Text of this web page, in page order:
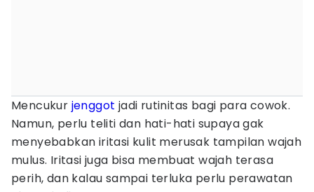
Mencukur jenggot jadi rutinitas bagi para cowok.
Namun, perlu teliti dan hati-hati supaya gak
menyebabkan iritasi kulit merusak tampilan wajah
mulus. Iritasi juga bisa membuat wajah terasa
perih, dan kalau sampai terluka perlu perawatan